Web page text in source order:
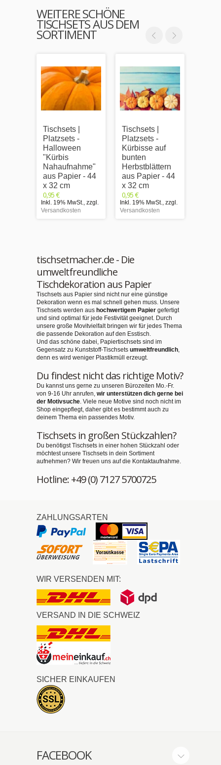
WEITERE SCHÖNE
TISCHSETS AUS DEM
SORTIMENT
Tischsets |
Platzsets -
Halloween
"Kürbis
Nahaufnahme"
aus Papier - 44
x 32 cm
0,95 €
Inkl. 19% MwSt., zzgl.
Versandkosten
Tischsets |
Platzsets -
Kürbisse auf
bunten
Herbstblättern
aus Papier - 44
x 32 cm
0,95 €
Inkl. 19% MwSt., zzgl.
Versandkosten
tischsetmacher.de - Die
umweltfreundliche
Tischdekoration aus Papier
Tischsets aus Papier sind nicht nur eine günstige
Dekoration wenn es mal schnell gehen muss. Unsere
Tischsets werden aus hochwertigem Papier gefertigt
und sind optimal für jede Festivität geeignet. Durch
unsere große Movitvielfalt bringen wir für jedes Thema
die passende Dekoration auf den Esstisch.
Und das schöne dabei, Papiertischsets sind im
Gegensatz zu Kunststoff-Tischsets umweltfreundlich,
denn es wird weniger Plastikmüll erzeugt.
Du findest nicht das richtige Motiv?
Du kannst uns gerne zu unseren Bürozeiten Mo.-Fr.
von 9-16 Uhr anrufen, wir unterstützen dich gerne bei
der Motivsuche. Viele neue Motive sind noch nicht im
Shop eingepflegt, daher gibt es bestimmt auch zu
deinem Thema ein passendes Motiv.
Tischsets in großen Stückzahlen?
Du benötigst Tischsets in einer hohen Stückzahl oder
möchtest unsere Tischsets in dein Sortiment
aufnehmen? Wir freuen uns auf die Kontaktaufnahme.
Hotline: +49 (0) 7127 5700725
ZAHLUNGSARTEN
WIR VERSENDEN MIT:
VERSAND IN DIE SCHWEIZ
SICHER EINKAUFEN
FACEBOOK